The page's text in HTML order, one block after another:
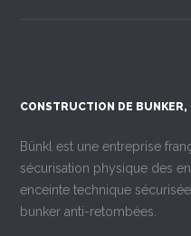
CONSTRUCTION DE
Bünkl est une entreprise
sécurisation physique des
enceinte technique
bunker anti-retombées.